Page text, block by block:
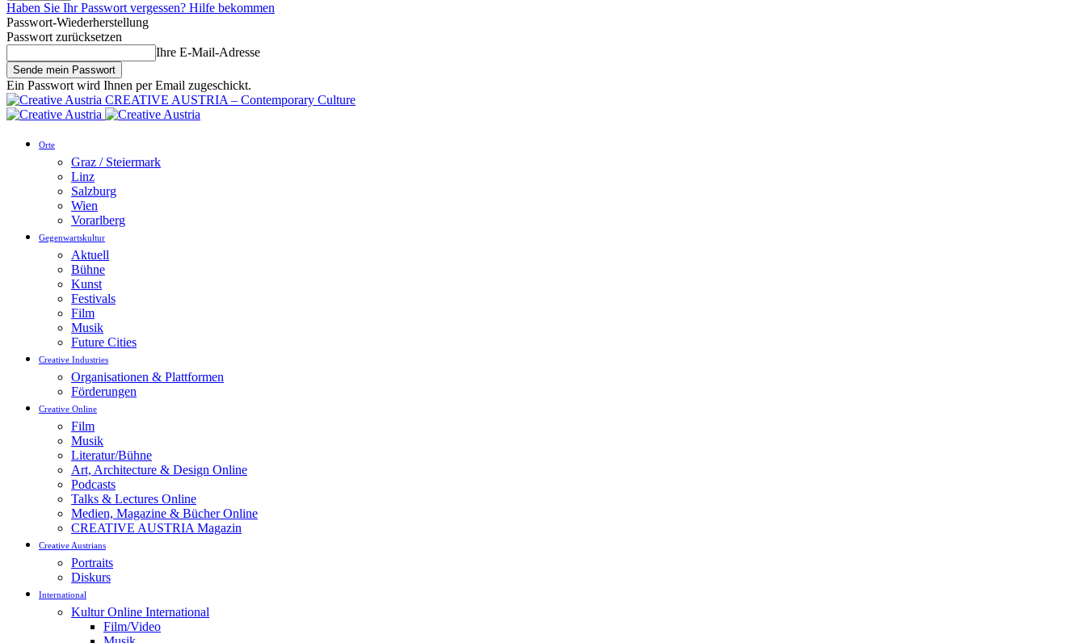
Haben Sie Ihr Passwort vergessen? Hilfe bekommen
Passwort-Wiederherstellung
Passwort zurücksetzen
Ihre E-Mail-Adresse
Ein Passwort wird Ihnen per Email zugeschickt.
CREATIVE AUSTRIA – Contemporary Culture
Orte
Graz / Steiermark
Linz
Salzburg
Wien
Vorarlberg
Gegenwartskultur
Aktuell
Bühne
Kunst
Festivals
Film
Musik
Future Cities
Creative Industries
Organisationen & Plattformen
Förderungen
Creative Online
Film
Musik
Literatur/Bühne
Art, Architecture & Design Online
Podcasts
Talks & Lectures Online
Medien, Magazine & Bücher Online
CREATIVE AUSTRIA Magazin
Creative Austrians
Portraits
Diskurs
International
Kultur Online International
Film/Video